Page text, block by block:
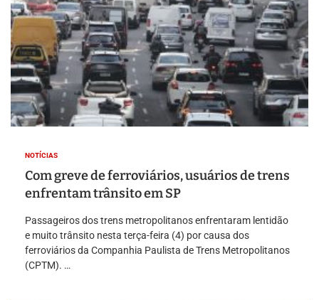
NOTÍCIAS
Com greve de ferroviários, usuários de trens
enfrentam trânsito em SP
Passageiros dos trens metropolitanos enfrentaram lentidão
e muito trânsito nesta terça-feira (4) por causa dos
ferroviários da Companhia Paulista de Trens Metropolitanos
(CPTM). …